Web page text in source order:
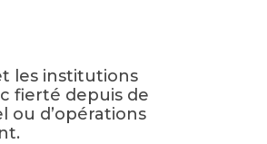
les institutions
fierté depuis de
ou d’opérations